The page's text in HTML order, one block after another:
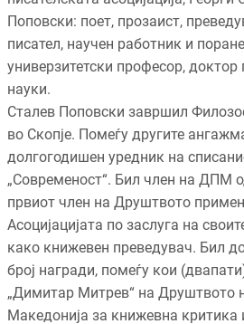
Поповски: поет, прозаист,
писател, научен работник и
универзитетски професор,
науки.
Сталев Поповски завршил
во Скопје. Помеѓу другите
долгогодишен уредник на
„Современост“. Бил член на ДПМ
првиот член на Друштвото
Асоцијацијата по заслуга на
како книжевен преведувач. Бил
број награди, помеѓу кои
„Димитар Митрев“ на Друштвото
Македонија за книжевна критика